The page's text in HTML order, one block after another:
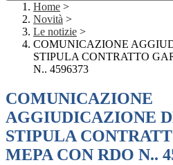
Home >
Novità >
Le notizie >
COMUNICAZIONE
STIPULA CONTRATTO
N.. 4596373
COMUNICAZIONE
AGGIUDICAZIONE
STIPULA
MEPA CON RDO N..